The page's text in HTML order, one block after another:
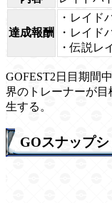
達成報酬
・レイド
・レイド
・伝説レ
GOFEST2日目期間
界のトレーナーが
生する。
GOスナップ